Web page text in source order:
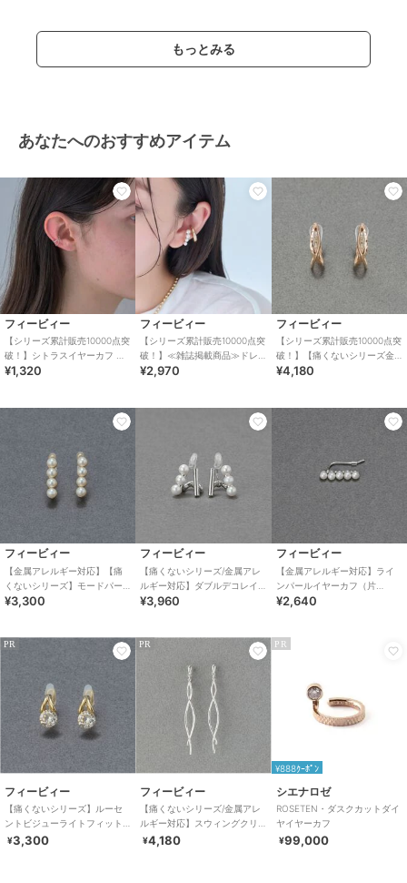
もっとみる
あなたへのおすすめアイテム
フィービィー
【シリーズ累計販売10000点突
破！】シトラスイヤーカフ シ
ルバー
¥1,320
フィービィー
【シリーズ累計販売10000点突
破！】≪雑誌掲載商品≫ドレ
ッシングパールイヤーカフ
¥2,970
フィービィー
【シリーズ累計販売10000点突
破！】【痛くないシリーズ金
属アレルギー対応】ループフ
¥4,180
フィービィー
【金属アレルギー対応】【痛
くないシリーズ】モードパー
ルライトフィットイヤリング
¥3,300
フィービィー
【痛くないシリーズ/金属アレ
ルギー対応】ダブルデコレイ
トパールライトフィットイヤ
¥3,960
フィービィー
【金属アレルギー対応】ライ
ンパールイヤーカフ（片
耳） シルバー/ニッケルフリ
¥2,640
PR
フィービィー
【痛くないシリーズ】ルーセ
ントビジューライトフィット
イヤリング ゴールド
¥3,300
PR
フィービィー
【痛くないシリーズ/金属アレ
ルギー対応】スウィングクリ
スタルループフィットイヤリ
¥4,180
PR
¥888ｸｰﾎﾟﾝ
シエナロゼ
ROSETEN・ダスクカットダイ
ヤイヤーカフ
¥99,000